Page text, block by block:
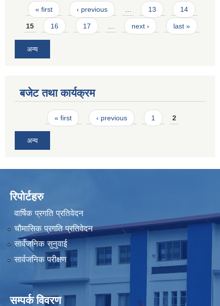
Pages
« first ‹ previous … 13 14
15 16 17 … next › last »
अन्य
बजेट तथा कार्यक्रम
Pages« first ‹ previous 1 2
अन्य
रिपोर्टहरु
वार्षिक प्रगति प्रतिवेदन
चौमासिक प्रगति प्रतिवेदन
सार्वजनिक सुनुवाई
सार्वजनिक परीक्षण
सम्पर्क विवरण